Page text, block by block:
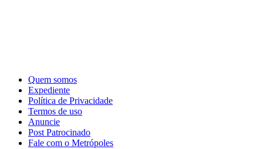
Quem somos
Expediente
Política de Privacidade
Termos de uso
Anuncie
Post Patrocinado
Fale com o Metrópoles